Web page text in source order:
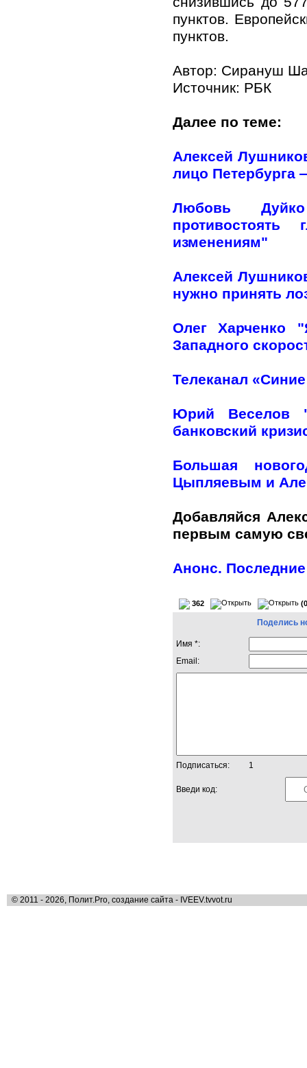
пунктов.
пунктов.
Автор: Сирануш
Источник: РБК
Далее по теме:
Алексей
лицо Петербурга
Любовь
противостоять
изменениям"
Алексей
нужно принять
Олег Харченко
Западного
Телеканал
Юрий Веселов
банковский
Большая
Цыпляевым и
Добавляйся
первым самую
Анонс.
362
Поделись
Имя *:
Email:
Подписаться: 1
Введи код:
© 2011 - 2026, Полит.Pro, создание сайта - IVEEV.tvvot.ru